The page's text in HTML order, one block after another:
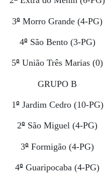
3º Morro Grande (4-PG)
4ºSão Bento (3-PG)
5º União Três Marias (0)
GRUPO B
1ºJardim Cedro (10-PG)
2º São Miguel (4-PG)
3º Formigão (4-PG)
4º Guaripocaba (4-PG)